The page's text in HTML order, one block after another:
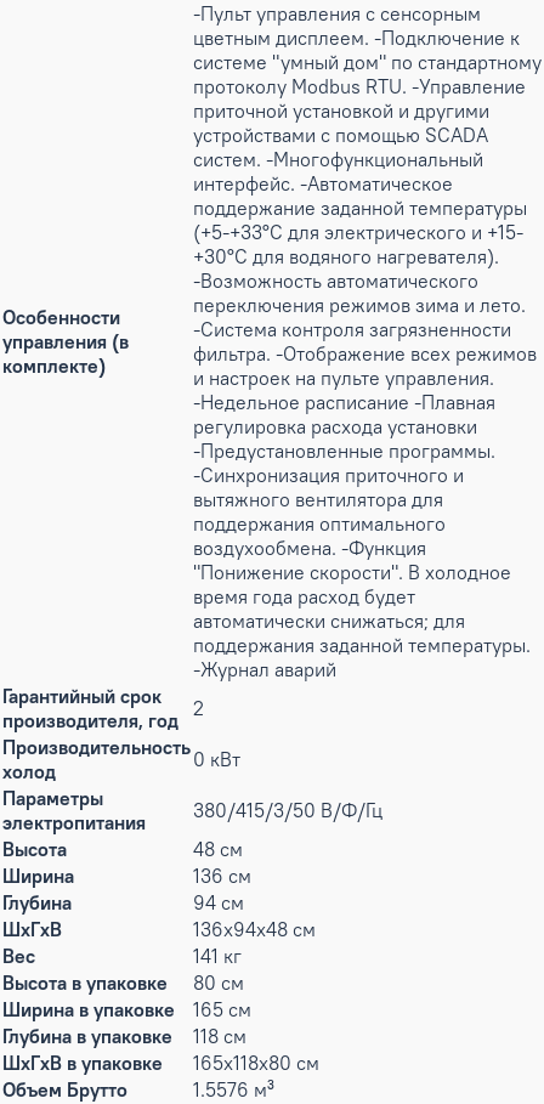
Особенности
управления (в
комплекте)
-Пульт управления с сенсорным
цветным дисплеем. -Подключение к
системе "умный дом" по стандартному
протоколу Modbus RTU. -Управление
приточной установкой и другими
устройствами с помощью SCADA
систем. -Многофункциональный
интерфейс. -Автоматическое
поддержание заданной температуры
(+5-+33°С для электрического и +15-
+30°С для водяного нагревателя).
-Возможность автоматического
переключения режимов зима и лето.
-Система контроля загрязненности
фильтра. -Отображение всех режимов
и настроек на пульте управления.
-Недельное расписание -Плавная
регулировка расхода установки
-Предустановленные программы.
-Синхронизация приточного и
вытяжного вентилятора для
поддержания оптимального
воздухообмена. -Функция
"Понижение скорости". В холодное
время года расход будет
автоматически снижаться; для
поддержания заданной температуры.
-Журнал аварий
Гарантийный срок
производителя, год 2
Производительность
холод
0 кВт
Параметры
электропитания
380/415/3/50 В/Ф/Гц
Высота
48 см
Ширина
136 см
Глубина
94 см
ШxГxВ
136x94x48 см
Вес
141 кг
Высота в упаковке
80 см
Ширина в упаковке
165 см
Глубина в упаковке
118 см
ШxГxВ в упаковке
165x118x80 см
Объем Брутто
1.5576 м³